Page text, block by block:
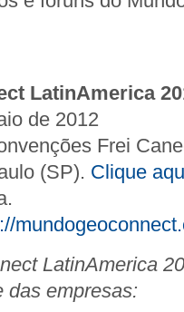
LatinAmerica
de 2012
Frei
(SP). Clique
LatinAmerica
das empresas: